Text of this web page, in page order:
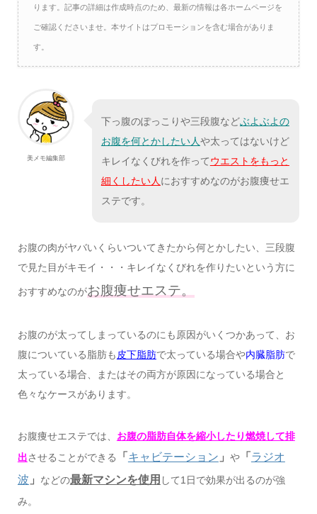
ります。記事の詳細は作成時点のため、最新の情報は各ホームページを
ご確認くださいませ。本サイトはプロモーションを含む場合がありま
す。
美メモ編集部
下っ腹のぽっこりや三段腹などぶよぶよの
お腹を何とかしたい人や太ってはないけど
キレイなくびれを作ってウエストをもっと
細くしたい人 におすすめなのがお腹痩せエ
ステです。
お腹の肉がヤバいくらいついてきたから何とかしたい、三段腹
で見た目がキモイ・・・キレイなくびれを作りたいという方に
おすすめなのがお腹痩せエステ。
お腹のが太ってしまっているのにも原因がいくつかあって、お
腹についている脂肪も皮下脂肪で太っている場合や内臓脂肪で
太っている場合、またはその両方が原因になっている場合と
色々なケースがあります。
お腹痩せエステでは、 お腹の脂肪自体を縮小したり燃焼して排
出させることができる 「 キャビテーション 」 や「 ラジオ
波 」 などの最新マシンを使用 して1日で効果が出るのが強
み。